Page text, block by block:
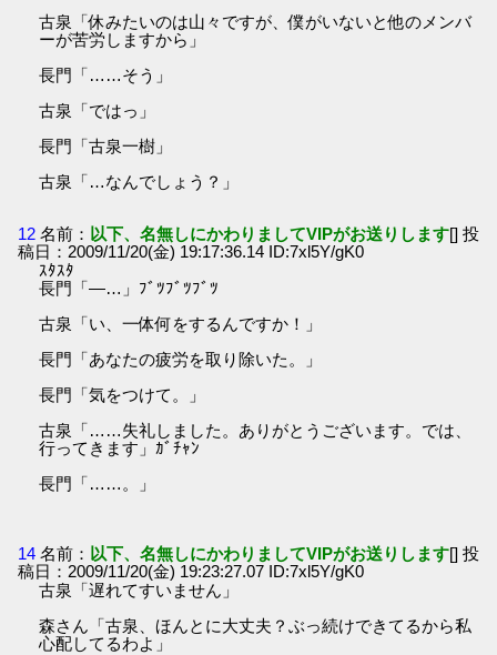
古泉「休みたいのは山々ですが、僕がいないと他のメンバ
ーが苦労しますから」
長門「……そう」
古泉「ではっ」
長門「古泉一樹」
古泉「…なんでしょう？」
12 名前： 以下、名無しにかわりましてVIPがお送りします[] 投
稿日：2009/11/20(金) 19:17:36.14 ID:7xl5Y/gK0
ｽﾀｽﾀ
長門「―…」ﾌﾞﾂﾌﾞﾂﾌﾞﾂ
古泉「い、一体何をするんですか！」
長門「あなたの疲労を取り除いた。」
長門「気をつけて。」
古泉「……失礼しました。ありがとうございます。では、
行ってきます」ｶﾞﾁｬﾝ
長門「……。」
14 名前： 以下、名無しにかわりましてVIPがお送りします[] 投
稿日：2009/11/20(金) 19:23:27.07 ID:7xl5Y/gK0
古泉「遅れてすいません」
森さん「古泉、ほんとに大丈夫？ぶっ続けできてるから私
心配してるわよ」